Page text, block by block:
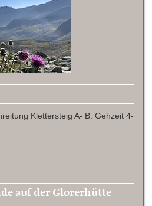
Klettersteig A- B. Gehzeit 4-
auf der Glorerhütte